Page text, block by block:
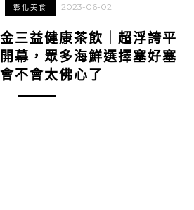
彰化美食 2023-06-02
三益健康茶飲｜超浮誇平
幕，眾多海鮮選擇塞好塞
不會太佛心了